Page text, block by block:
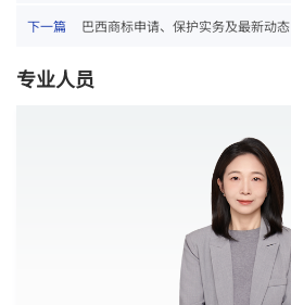
下一篇 巴西商标申请、保护实务及最新动态
专业人员